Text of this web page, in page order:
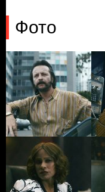
Фото